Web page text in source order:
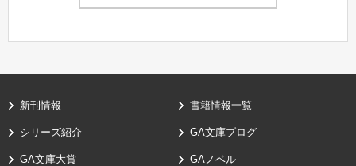
新刊情報 書籍情報一覧
シリーズ紹介 GA文庫ブログ
GA文庫大賞 GAノベル